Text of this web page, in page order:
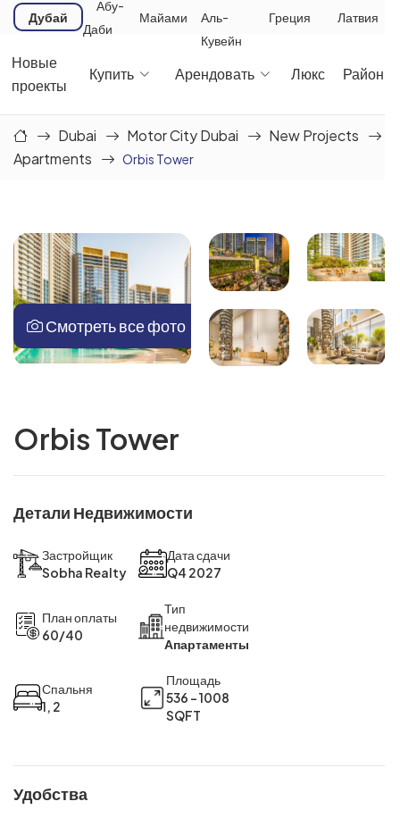
Дубай
Абу-
Даби
Майами
Аль-
Кувейн
Греция Латвия
Новые
проекты
Купить Арендовать Люкс Районы
Dubai Motor City Dubai
New Projects
Apartments
Orbis Tower
Смотреть все фото
Orbis Tower
Детали Недвижимости
Застройщик
Sobha Realty
Дата сдачи
Q4 2027
План оплаты
60/40
Тип
недвижимости
Апартаменты
Спальня
1, 2
Площадь
536 - 1008
SQFT
Удобства